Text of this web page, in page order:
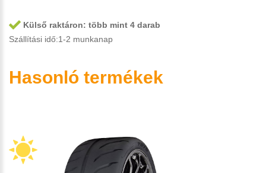
Külső raktáron: több mint 4 darab
Szállítási idő:1-2 munkanap
Hasonló termékek